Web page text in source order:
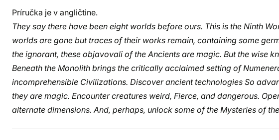
Príručka je v angličtine.
They say there have been eight worlds before ours. This is the Ninth
worlds are gone but traces of their works remain, containing some
the ignorant, these objavovali of the Ancients are magic. But the wise
Beneath the Monolith brings the critically acclaimed setting of
incomprehensible Civilizations. Discover ancient technologies So
they are magic. Encounter creatures weird, Fierce, and dangerous.
alternate dimensions. And, perhaps, unlock some of the Mysteries of